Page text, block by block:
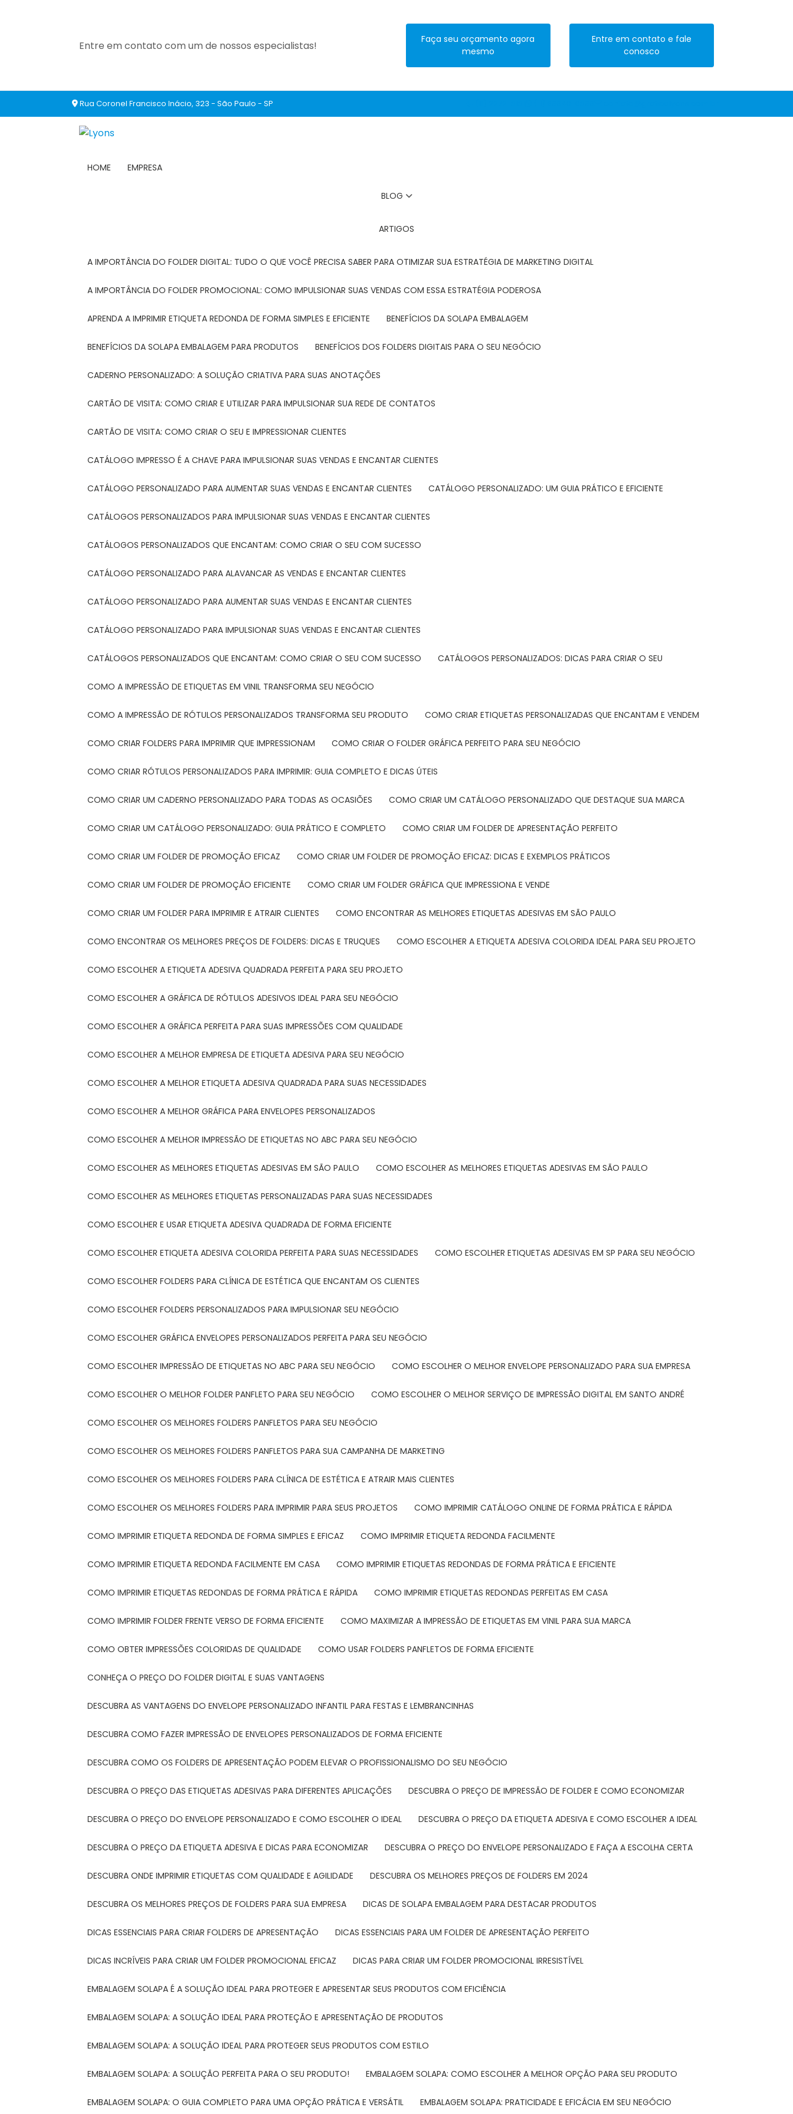
Entre em contato com um de nossos especialistas!
Faça seu orçamento agora
mesmo
Entre em contato e fale
conosco
Rua Coronel Francisco Inácio, 323 - São Paulo - SP
HOME EMPRESA
BLOG
ARTIGOS
A IMPORTÂNCIA DO FOLDER DIGITAL: TUDO O QUE VOCÊ PRECISA SABER PARA OTIMIZAR SUA ESTRATÉGIA DE MARKETING DIGITAL
A IMPORTÂNCIA DO FOLDER PROMOCIONAL: COMO IMPULSIONAR SUAS VENDAS COM ESSA ESTRATÉGIA PODEROSA
APRENDA A IMPRIMIR ETIQUETA REDONDA DE FORMA SIMPLES E EFICIENTE BENEFÍCIOS DA SOLAPA EMBALAGEM
BENEFÍCIOS DA SOLAPA EMBALAGEM PARA PRODUTOS BENEFÍCIOS DOS FOLDERS DIGITAIS PARA O SEU NEGÓCIO
CADERNO PERSONALIZADO: A SOLUÇÃO CRIATIVA PARA SUAS ANOTAÇÕES
CARTÃO DE VISITA: COMO CRIAR E UTILIZAR PARA IMPULSIONAR SUA REDE DE CONTATOS
CARTÃO DE VISITA: COMO CRIAR O SEU E IMPRESSIONAR CLIENTES
CATÁLOGO IMPRESSO É A CHAVE PARA IMPULSIONAR SUAS VENDAS E ENCANTAR CLIENTES
CATÁLOGO PERSONALIZADO PARA AUMENTAR SUAS VENDAS E ENCANTAR CLIENTES CATÁLOGO PERSONALIZADO: UM GUIA PRÁTICO E EFICIENTE
CATÁLOGOS PERSONALIZADOS PARA IMPULSIONAR SUAS VENDAS E ENCANTAR CLIENTES
CATÁLOGOS PERSONALIZADOS QUE ENCANTAM: COMO CRIAR O SEU COM SUCESSO
CATÁLOGO PERSONALIZADO PARA ALAVANCAR AS VENDAS E ENCANTAR CLIENTES
CATÁLOGO PERSONALIZADO PARA AUMENTAR SUAS VENDAS E ENCANTAR CLIENTES
CATÁLOGO PERSONALIZADO PARA IMPULSIONAR SUAS VENDAS E ENCANTAR CLIENTES
CATÁLOGOS PERSONALIZADOS QUE ENCANTAM: COMO CRIAR O SEU COM SUCESSO CATÁLOGOS PERSONALIZADOS: DICAS PARA CRIAR O SEU
COMO A IMPRESSÃO DE ETIQUETAS EM VINIL TRANSFORMA SEU NEGÓCIO
COMO A IMPRESSÃO DE RÓTULOS PERSONALIZADOS TRANSFORMA SEU PRODUTO COMO CRIAR ETIQUETAS PERSONALIZADAS QUE ENCANTAM E VENDEM
COMO CRIAR FOLDERS PARA IMPRIMIR QUE IMPRESSIONAM COMO CRIAR O FOLDER GRÁFICA PERFEITO PARA SEU NEGÓCIO
COMO CRIAR RÓTULOS PERSONALIZADOS PARA IMPRIMIR: GUIA COMPLETO E DICAS ÚTEIS
COMO CRIAR UM CADERNO PERSONALIZADO PARA TODAS AS OCASIÕES COMO CRIAR UM CATÁLOGO PERSONALIZADO QUE DESTAQUE SUA MARCA
COMO CRIAR UM CATÁLOGO PERSONALIZADO: GUIA PRÁTICO E COMPLETO COMO CRIAR UM FOLDER DE APRESENTAÇÃO PERFEITO
COMO CRIAR UM FOLDER DE PROMOÇÃO EFICAZ COMO CRIAR UM FOLDER DE PROMOÇÃO EFICAZ: DICAS E EXEMPLOS PRÁTICOS
COMO CRIAR UM FOLDER DE PROMOÇÃO EFICIENTE COMO CRIAR UM FOLDER GRÁFICA QUE IMPRESSIONA E VENDE
COMO CRIAR UM FOLDER PARA IMPRIMIR E ATRAIR CLIENTES COMO ENCONTRAR AS MELHORES ETIQUETAS ADESIVAS EM SÃO PAULO
COMO ENCONTRAR OS MELHORES PREÇOS DE FOLDERS: DICAS E TRUQUES COMO ESCOLHER A ETIQUETA ADESIVA COLORIDA IDEAL PARA SEU PROJETO
COMO ESCOLHER A ETIQUETA ADESIVA QUADRADA PERFEITA PARA SEU PROJETO
COMO ESCOLHER A GRÁFICA DE RÓTULOS ADESIVOS IDEAL PARA SEU NEGÓCIO
COMO ESCOLHER A GRÁFICA PERFEITA PARA SUAS IMPRESSÕES COM QUALIDADE
COMO ESCOLHER A MELHOR EMPRESA DE ETIQUETA ADESIVA PARA SEU NEGÓCIO
COMO ESCOLHER A MELHOR ETIQUETA ADESIVA QUADRADA PARA SUAS NECESSIDADES
COMO ESCOLHER A MELHOR GRÁFICA PARA ENVELOPES PERSONALIZADOS
COMO ESCOLHER A MELHOR IMPRESSÃO DE ETIQUETAS NO ABC PARA SEU NEGÓCIO
COMO ESCOLHER AS MELHORES ETIQUETAS ADESIVAS EM SÃO PAULO COMO ESCOLHER AS MELHORES ETIQUETAS ADESIVAS EM SÃO PAULO
COMO ESCOLHER AS MELHORES ETIQUETAS PERSONALIZADAS PARA SUAS NECESSIDADES
COMO ESCOLHER E USAR ETIQUETA ADESIVA QUADRADA DE FORMA EFICIENTE
COMO ESCOLHER ETIQUETA ADESIVA COLORIDA PERFEITA PARA SUAS NECESSIDADES COMO ESCOLHER ETIQUETAS ADESIVAS EM SP PARA SEU NEGÓCIO
COMO ESCOLHER FOLDERS PARA CLÍNICA DE ESTÉTICA QUE ENCANTAM OS CLIENTES
COMO ESCOLHER FOLDERS PERSONALIZADOS PARA IMPULSIONAR SEU NEGÓCIO
COMO ESCOLHER GRÁFICA ENVELOPES PERSONALIZADOS PERFEITA PARA SEU NEGÓCIO
COMO ESCOLHER IMPRESSÃO DE ETIQUETAS NO ABC PARA SEU NEGÓCIO COMO ESCOLHER O MELHOR ENVELOPE PERSONALIZADO PARA SUA EMPRESA
COMO ESCOLHER O MELHOR FOLDER PANFLETO PARA SEU NEGÓCIO COMO ESCOLHER O MELHOR SERVIÇO DE IMPRESSÃO DIGITAL EM SANTO ANDRÉ
COMO ESCOLHER OS MELHORES FOLDERS PANFLETOS PARA SEU NEGÓCIO
COMO ESCOLHER OS MELHORES FOLDERS PANFLETOS PARA SUA CAMPANHA DE MARKETING
COMO ESCOLHER OS MELHORES FOLDERS PARA CLÍNICA DE ESTÉTICA E ATRAIR MAIS CLIENTES
COMO ESCOLHER OS MELHORES FOLDERS PARA IMPRIMIR PARA SEUS PROJETOS COMO IMPRIMIR CATÁLOGO ONLINE DE FORMA PRÁTICA E RÁPIDA
COMO IMPRIMIR ETIQUETA REDONDA DE FORMA SIMPLES E EFICAZ COMO IMPRIMIR ETIQUETA REDONDA FACILMENTE
COMO IMPRIMIR ETIQUETA REDONDA FACILMENTE EM CASA COMO IMPRIMIR ETIQUETAS REDONDAS DE FORMA PRÁTICA E EFICIENTE
COMO IMPRIMIR ETIQUETAS REDONDAS DE FORMA PRÁTICA E RÁPIDA COMO IMPRIMIR ETIQUETAS REDONDAS PERFEITAS EM CASA
COMO IMPRIMIR FOLDER FRENTE VERSO DE FORMA EFICIENTE COMO MAXIMIZAR A IMPRESSÃO DE ETIQUETAS EM VINIL PARA SUA MARCA
COMO OBTER IMPRESSÕES COLORIDAS DE QUALIDADE COMO USAR FOLDERS PANFLETOS DE FORMA EFICIENTE
CONHEÇA O PREÇO DO FOLDER DIGITAL E SUAS VANTAGENS
DESCUBRA AS VANTAGENS DO ENVELOPE PERSONALIZADO INFANTIL PARA FESTAS E LEMBRANCINHAS
DESCUBRA COMO FAZER IMPRESSÃO DE ENVELOPES PERSONALIZADOS DE FORMA EFICIENTE
DESCUBRA COMO OS FOLDERS DE APRESENTAÇÃO PODEM ELEVAR O PROFISSIONALISMO DO SEU NEGÓCIO
DESCUBRA O PREÇO DAS ETIQUETAS ADESIVAS PARA DIFERENTES APLICAÇÕES DESCUBRA O PREÇO DE IMPRESSÃO DE FOLDER E COMO ECONOMIZAR
DESCUBRA O PREÇO DO ENVELOPE PERSONALIZADO E COMO ESCOLHER O IDEAL DESCUBRA O PREÇO DA ETIQUETA ADESIVA E COMO ESCOLHER A IDEAL
DESCUBRA O PREÇO DA ETIQUETA ADESIVA E DICAS PARA ECONOMIZAR DESCUBRA O PREÇO DO ENVELOPE PERSONALIZADO E FAÇA A ESCOLHA CERTA
DESCUBRA ONDE IMPRIMIR ETIQUETAS COM QUALIDADE E AGILIDADE DESCUBRA OS MELHORES PREÇOS DE FOLDERS EM 2024
DESCUBRA OS MELHORES PREÇOS DE FOLDERS PARA SUA EMPRESA DICAS DE SOLAPA EMBALAGEM PARA DESTACAR PRODUTOS
DICAS ESSENCIAIS PARA CRIAR FOLDERS DE APRESENTAÇÃO DICAS ESSENCIAIS PARA UM FOLDER DE APRESENTAÇÃO PERFEITO
DICAS INCRÍVEIS PARA CRIAR UM FOLDER PROMOCIONAL EFICAZ DICAS PARA CRIAR UM FOLDER PROMOCIONAL IRRESISTÍVEL
EMBALAGEM SOLAPA É A SOLUÇÃO IDEAL PARA PROTEGER E APRESENTAR SEUS PRODUTOS COM EFICIÊNCIA
EMBALAGEM SOLAPA: A SOLUÇÃO IDEAL PARA PROTEÇÃO E APRESENTAÇÃO DE PRODUTOS
EMBALAGEM SOLAPA: A SOLUÇÃO IDEAL PARA PROTEGER SEUS PRODUTOS COM ESTILO
EMBALAGEM SOLAPA: A SOLUÇÃO PERFEITA PARA O SEU PRODUTO! EMBALAGEM SOLAPA: COMO ESCOLHER A MELHOR OPÇÃO PARA SEU PRODUTO
EMBALAGEM SOLAPA: O GUIA COMPLETO PARA UMA OPÇÃO PRÁTICA E VERSÁTIL EMBALAGEM SOLAPA: PRATICIDADE E EFICÁCIA EM SEU NEGÓCIO